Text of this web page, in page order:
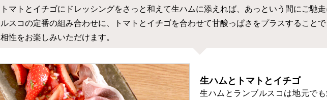
トマトとイチゴにドレッシングをさっと和えて生ハムに添えれば、あっという間にご馳
ルスコの定番の組み合わせに、トマトとイチゴを合わせて甘酸っぱさをプラスすること
相性をお楽しみいただけます。
生ハムとトマトとイチゴ
生ハムとランブルスコは地元で